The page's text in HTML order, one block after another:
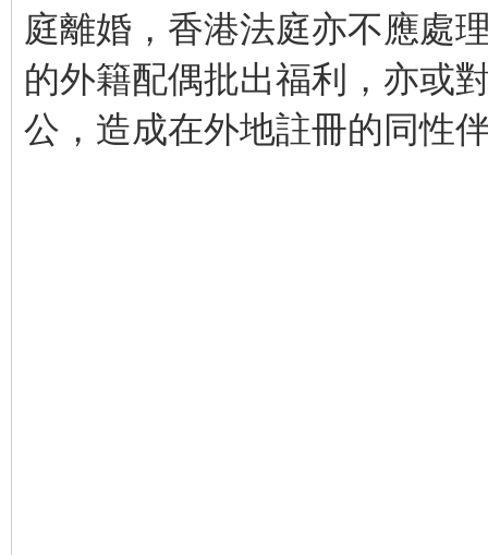
庭離婚，香港法庭亦不應處
的外籍配偶批出福利，亦或
公，造成在外地註冊的同性